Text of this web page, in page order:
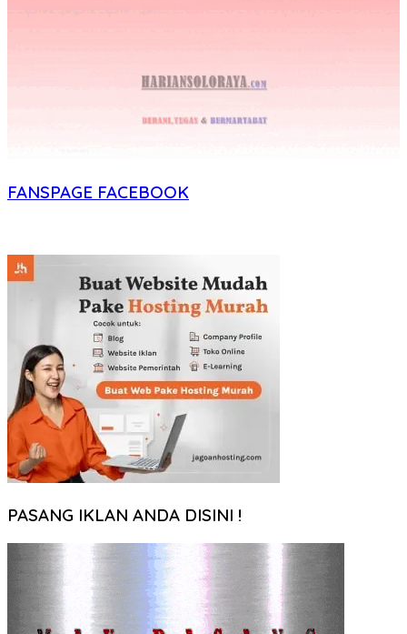
FANSPAGE FACEBOOK
PASANG IKLAN ANDA DISINI !